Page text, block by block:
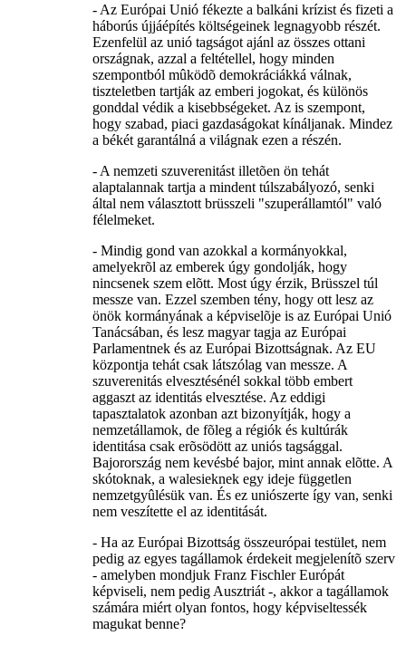
- Az Európai Unió fékezte a balkáni krízist és fizeti a
háborús újjáépítés költségeinek legnagyobb részét.
Ezenfelül az unió tagságot ajánl az összes ottani
országnak, azzal a feltétellel, hogy minden
szempontból mûködõ demokráciákká válnak,
tiszteletben tartják az emberi jogokat, és különös
gonddal védik a kisebbségeket. Az is szempont,
hogy szabad, piaci gazdaságokat kínáljanak. Mindez
a békét garantálná a világnak ezen a részén.
- A nemzeti szuverenitást illetõen ön tehát
alaptalannak tartja a mindent túlszabályozó, senki
által nem választott brüsszeli "szuperállamtól" való
félelmeket.
- Mindig gond van azokkal a kormányokkal,
amelyekrõl az emberek úgy gondolják, hogy
nincsenek szem elõtt. Most úgy érzik, Brüsszel túl
messze van. Ezzel szemben tény, hogy ott lesz az
önök kormányának a képviselõje is az Európai Unió
Tanácsában, és lesz magyar tagja az Európai
Parlamentnek és az Európai Bizottságnak. Az EU
központja tehát csak látszólag van messze. A
szuverenitás elvesztésénél sokkal több embert
aggaszt az identitás elvesztése. Az eddigi
tapasztalatok azonban azt bizonyítják, hogy a
nemzetállamok, de fõleg a régiók és kultúrák
identitása csak erõsödött az uniós tagsággal.
Bajorország nem kevésbé bajor, mint annak elõtte. A
skótoknak, a walesieknek egy ideje független
nemzetgyûlésük van. És ez uniószerte így van, senki
nem veszítette el az identitását.
- Ha az Európai Bizottság összeurópai testület, nem
pedig az egyes tagállamok érdekeit megjelenítõ szerv
- amelyben mondjuk Franz Fischler Európát
képviseli, nem pedig Ausztriát -, akkor a tagállamok
számára miért olyan fontos, hogy képviseltessék
magukat benne?